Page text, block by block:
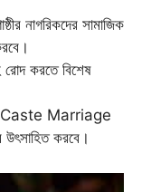
নাগরিকদের সামাজিক
রোদ করতে বিশেষ
Caste Marriage
উৎসাহিত করবে।